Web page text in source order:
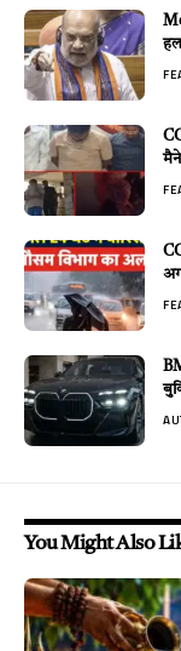
You Might Also